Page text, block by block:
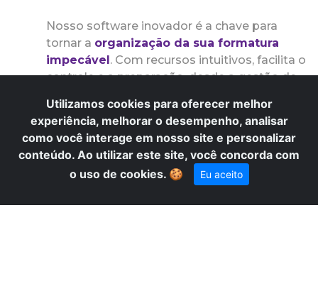
Nosso software inovador é a chave para
tornar a organização da sua formatura
impecável. Com recursos intuitivos, facilita o
controle e a preparação, desde a gestão de
Garanta umaformatura memorávelcom
eficiência e organização incomparáveis.
Utilizamos cookies para oferecer melhor
experiência, melhorar o desempenho, analisar
como você interage em nosso site e personalizar
conteúdo. Ao utilizar este site, você concorda com
o uso de cookies. 🍪 Eu aceito
Precisa de ajuda? Fale conosco
pelo WhatsApp!
×